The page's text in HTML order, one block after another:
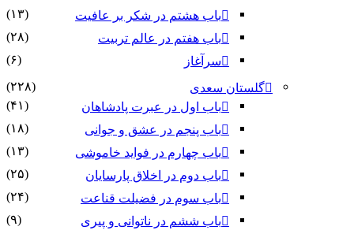
باب هشتم در شکر بر عافیت
(۱۳)
باب هفتم در عالم تربیت
(۲۸)
سرآغاز
(۶)
گلستان سعدی
(۲۲۸)
باب اول در عبرت پادشاهان
(۴۱)
باب پنجم در عشق و جوانى
(۱۸)
باب چهارم در فواید خاموشى
(۱۳)
باب دوم در اخلاق پارسایان
(۲۵)
باب سوم در فضیلت قناعت
(۲۴)
باب ششم در ناتوانى و پیرى
(۹)